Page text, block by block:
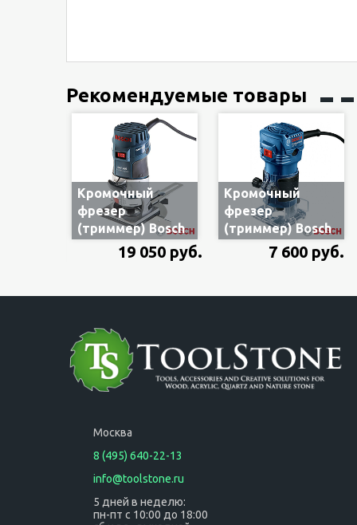
Рекомендуемые товары
Кромочный
фрезер
(триммер) Bosch
GKF 600
060160A100, 600
в чемодане
19 050 руб.
Кромочный
фрезер
(триммер) Bosch
GKF 550
06016A0020, 550
коробке
7 600 руб.
Москва
8 (495) 640-22-13
info@toolstone.ru
5 дней в неделю:
пн-пт с 10:00 до 18:00